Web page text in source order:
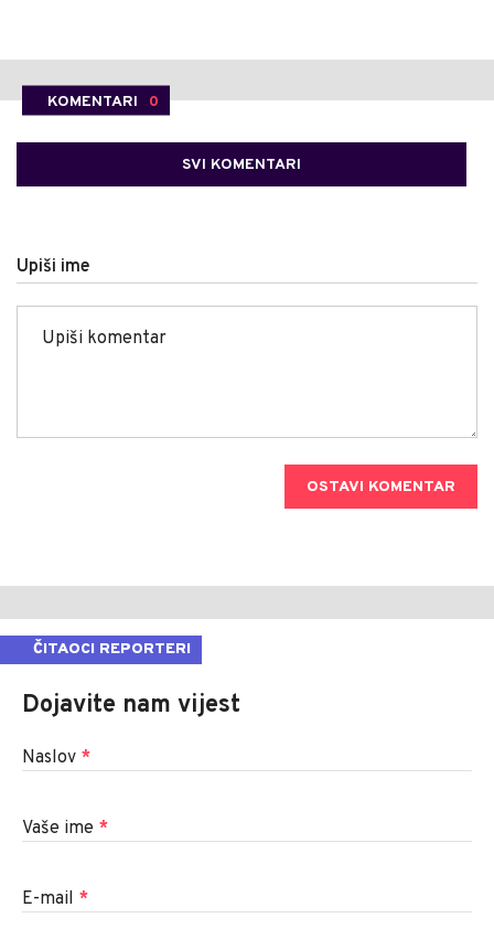
KOMENTARI 0
SVI KOMENTARI
Upiši ime
OSTAVI KOMENTAR
ČITAOCI REPORTERI
Dojavite nam vijest
Naslov *
Vaše ime *
E-mail *